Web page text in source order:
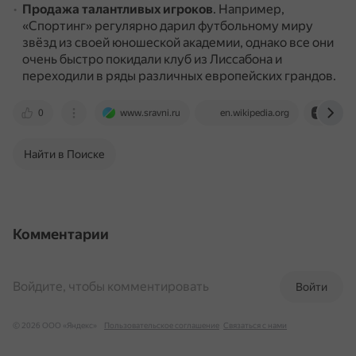
Продажа талантливых игроков. Например,
«Спортинг» регулярно дарил футбольному миру
звёзд из своей юношеской академии, однако все они
очень быстро покидали клуб из Лиссабона и
переходили в ряды различных европейских грандов.
0 www.sravni.ru en.wikipedia.org
Найти в Поиске
Комментарии
Войти
Войдите, чтобы комментировать
© 2026 ООО «Яндекс» Пользовательское соглашение Связаться с нами